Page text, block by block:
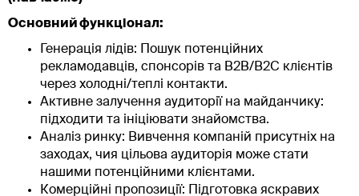
Основний функціонал:
Генерація лідів: Пошук потенційних
рекламодавців, спонсорів та B2B/В2С клієнтів
через холодні/теплі контакти.
Активне залучення аудиторії на майданчику:
підходити та ініціювати знайомства.
Аналіз ринку: Вивчення компаній присутніх на
заходах, чия цільова аудиторія може стати
нашими потенційними клієнтами.
Комерційні пропозиції: Підготовка яскравих